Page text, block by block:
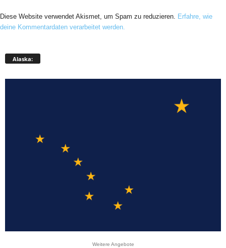
Diese Website verwendet Akismet, um Spam zu reduzieren.
Erfahre, wie
deine Kommentardaten verarbeitet werden.
Alaska:
Weitere Angebote